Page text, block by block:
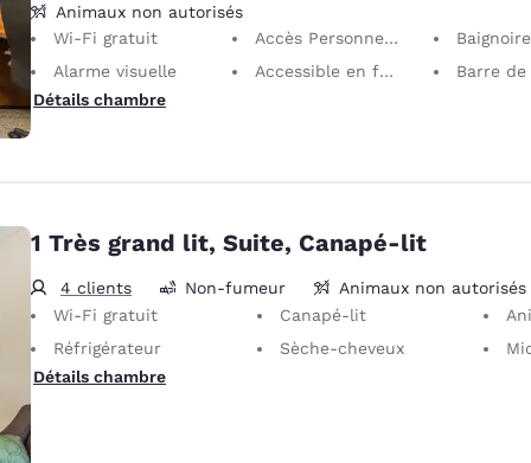
Animaux non autorisés
Wi-Fi gratuit
Accès Personnes à Mobilité Réduite
Baignoire
Alarme visuelle
Accessible en fauteuil roulant
Barre de
Détails chambre
1 Très grand lit, Suite, Canapé-lit
4 clients Non-fumeur
Animaux non autorisés
Wi-Fi gratuit
Canapé-lit
Animaux non
Réfrigérateur
Sèche-cheveux
Détails chambre